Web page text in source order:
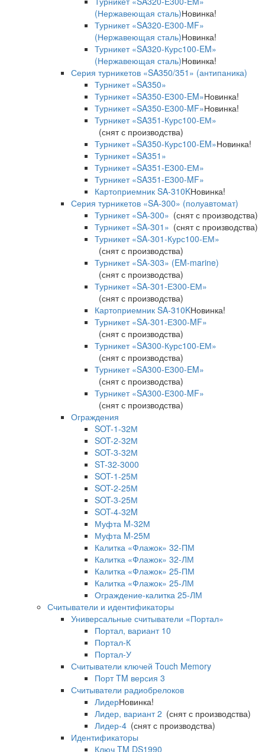
(Нержавеющая сталь)Новинка!
Турникет «SA320-Е300-MF»
(Нержавеющая сталь)Новинка!
Турникет «SA320-Курс100-EM»
(Нержавеющая сталь)Новинка!
Серия турникетов «SA350/351» (антипаника)
Турникет «SA350»
Турникет «SA350-Е300-EM»Новинка!
Турникет «SA350-Е300-MF»Новинка!
Турникет «SA351-Курс100-ЕМ»
(снят с производства)
Турникет «SA350-Курс100-EM»Новинка!
Турникет «SA351»
Турникет «SA351-Е300-ЕМ»
Турникет «SA351-Е300-MF»
Картоприемник SA-310KНовинка!
Серия турникетов «SA-300» (полуавтомат)
Турникет «SA-300» (снят с производства)
Турникет «SA-301» (снят с производства)
Турникет «SA-301-Курс100-ЕМ»
(снят с производства)
Турникет «SA-303» (EM-marine)
(снят с производства)
Турникет «SA-301-Е300-ЕМ»
(снят с производства)
Картоприемник SA-310KНовинка!
Турникет «SA-301-Е300-MF»
(снят с производства)
Турникет «SA300-Курс100-ЕМ»
(снят с производства)
Турникет «SA300-Е300-EM»
(снят с производства)
Турникет «SA300-Е300-MF»
(снят с производства)
Ограждения
SOT-1-32М
SOT-2-32М
SOT-3-32М
ST-32-3000
SOT-1-25М
SOT-2-25М
SOT-3-25М
SOT-4-32M
Муфта M-32М
Муфта M-25М
Калитка «Флажок» 32-ПМ
Калитка «Флажок» 32-ЛМ
Калитка «Флажок» 25-ПМ
Калитка «Флажок» 25-ЛМ
Ограждение-калитка 25-ЛМ
Считыватели и идентификаторы
Универсальные считыватели «Портал»
Портал, вариант 10
Портал-К
Портал-У
Считыватели ключей Touch Memory
Порт TM версия 3
Считыватели радиобрелоков
ЛидерНовинка!
Лидер, вариант 2 (снят с производства)
Лидер-4 (снят с производства)
Идентификаторы
Ключ TM DS1990